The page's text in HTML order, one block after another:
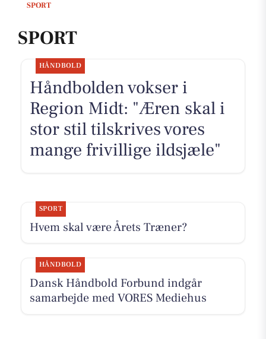
SPORT
SPORT
HÅNDBOLD
Håndbolden vokser i
Region Midt: "Æren skal i
stor stil tilskrives vores
mange frivillige ildsjæle"
SPORT
Hvem skal være Årets Træner?
HÅNDBOLD
Dansk Håndbold Forbund indgår
samarbejde med VORES Mediehus